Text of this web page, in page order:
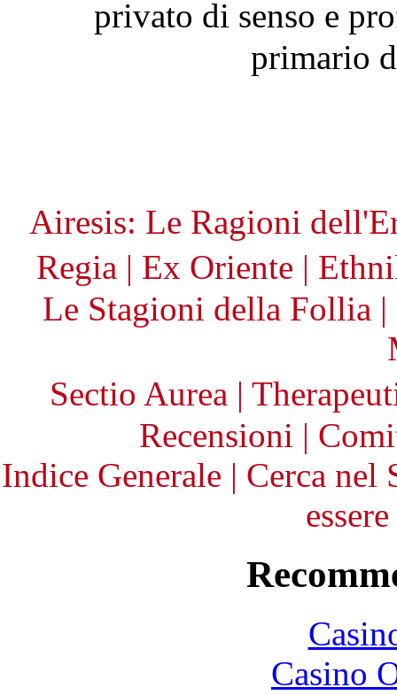
privato di senso e
primario
Airesis: Le Ragioni
Regia | Ex Oriente |
Le Stagioni della Follia |
Sectio Aurea |
Recensioni |
Indice Generale | Cerca nel
Casino